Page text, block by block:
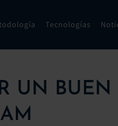
Tecnologías
UN BUEN